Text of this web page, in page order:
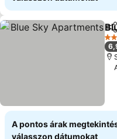
2
A pontos árak
válasszon dátumokat